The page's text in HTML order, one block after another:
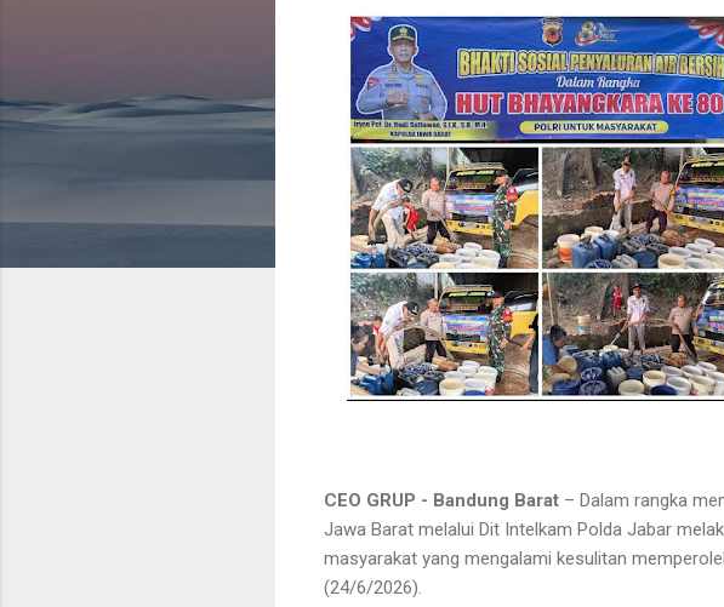
CEO GRUP - Bandung Barat – Dalam rangka
Jawa Barat melalui Dit Intelkam Polda Jabar
masyarakat yang mengalami kesulitan
(24/6/2026).